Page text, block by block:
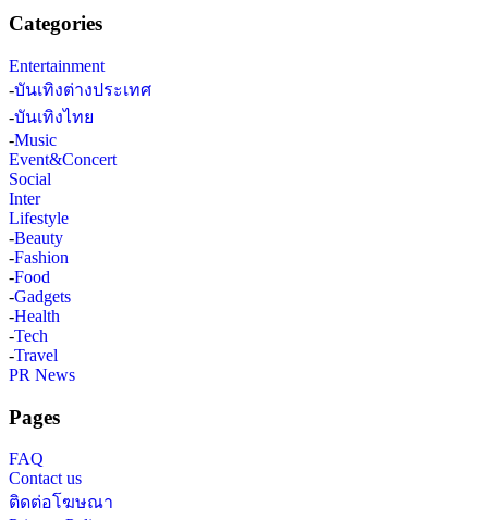
Categories
Entertainment
-บันเทิงต่างประเทศ
-บันเทิงไทย
-Music
Event&Concert
Social
Inter
Lifestyle
-Beauty
-Fashion
-Food
-Gadgets
-Health
-Tech
-Travel
PR News
Pages
FAQ
Contact us
ติดต่อโฆษณา